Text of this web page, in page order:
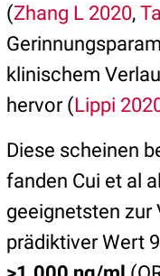
(Zhang L 2020,
klinischem
hervor (Lippi
Diese scheinen
fanden Cui et al
geeignetsten zur
prädiktiver Wert